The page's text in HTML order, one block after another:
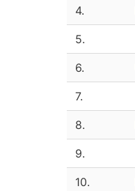
4.
5.
6.
7.
8.
9.
10.